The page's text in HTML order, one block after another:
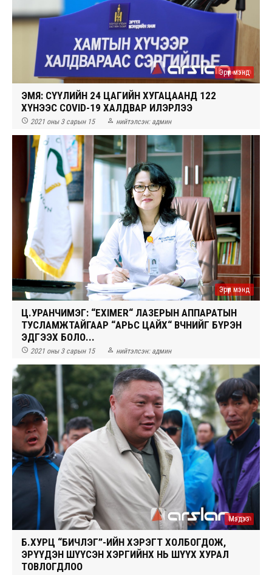
Эрүүл мэнд
ЭМЯ: СҮҮЛИЙН 24 ЦАГИЙН ХУГАЦААНД 122
ХҮНЭЭС COVID-19 ХАЛДВАР ИЛЭРЛЭЭ
 2021 оны 3 сарын 15  нийтэлсэн: админ
Эрүүл мэнд
Ц.УРАНЧИМЭГ: “EXIMER“ ЛАЗЕРЫН АППАРАТЫН
ТУСЛАМЖТАЙГААР “АРЬС ЦАЙХ“ ӨВЧНИЙГ БҮРЭН
ЭДГЭЭХ БОЛО...
 2021 оны 3 сарын 15  нийтэлсэн: админ
Мэдээ
Б.ХУРЦ “БИЧЛЭГ”-ИЙН ХЭРЭГТ ХОЛБОГДОЖ,
ЭРҮҮДЭН ШҮҮСЭН ХЭРГИЙНХ НЬ ШҮҮХ ХУРАЛ
ТОВЛОГДЛОО